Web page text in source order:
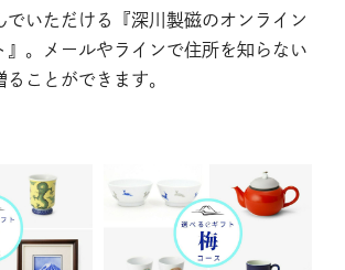
でいただける『深川製磁のオンライン
』。メールやラインで住所を知らない
ことができます。